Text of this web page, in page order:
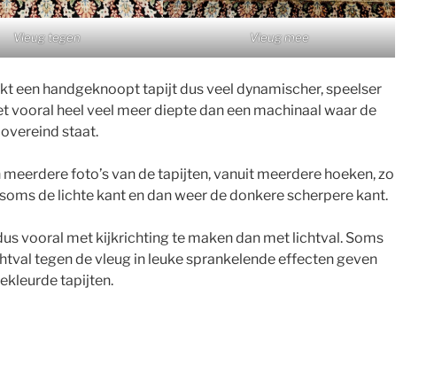
Vleug tegen Vleug mee
een handgeknoopt tapijt dus veel dynamischer, speelser
vooral heel veel meer diepte dan een machinaal waar de
staat.
foto’s van de tapijten, vanuit meerdere hoeken, zo
de lichte kant en dan weer de donkere scherpere kant.
vooral met kijkrichting te maken dan met lichtval. Soms
tegen de vleug in leuke sprankelende effecten geven
tapijten.